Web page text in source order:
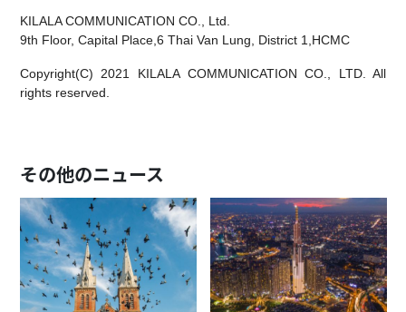
KILALA COMMUNICATION CO., Ltd.
9th Floor, Capital Place,6 Thai Van Lung, District 1,HCMC
Copyright(C) 2021 KILALA COMMUNICATION CO., LTD. All
rights reserved.
その他のニュース